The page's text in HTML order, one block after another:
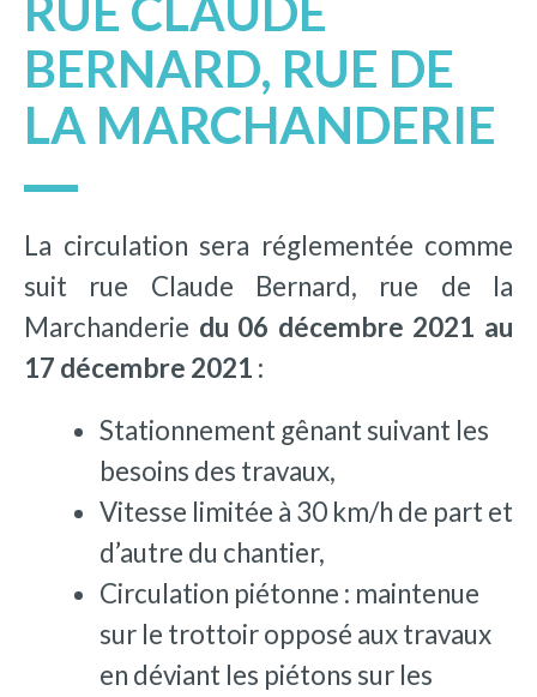
RUE CLAUDE
BERNARD, RUE DE
LA MARCHANDERIE
La circulation sera réglementée comme
suit rue Claude Bernard, rue de la
Marchanderie du 06 décembre 2021 au
17 décembre 2021 :
Stationnement gênant suivant les
besoins des travaux,
Vitesse limitée à 30 km/h de part et
d’autre du chantier,
Circulation piétonne : maintenue
sur le trottoir opposé aux travaux
en déviant les piétons sur les